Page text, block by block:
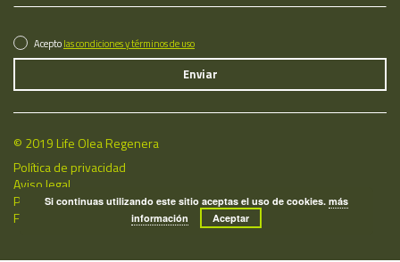
Aceptolas condiciones y términos de uso
© 2019 Life Olea Regenera
Política de privacidad
Aviso legal
Política de cookies
Fecha de última actualización: 08/08/2026
Si continuas utilizando este sitio aceptas el uso de cookies.más
información
Aceptar